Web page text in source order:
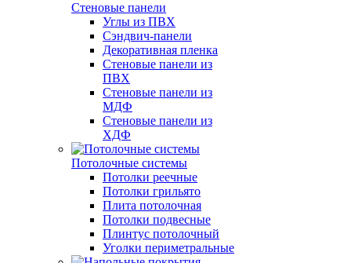
Стеновые панели
Углы из ПВХ
Сэндвич-панели
Декоративная пленка
Стеновые панели из
ПВХ
Стеновые панели из
МДФ
Стеновые панели из
ХДФ
Потолочные системы
Потолки реечные
Потолки грильято
Плита потолочная
Потолки подвесные
Плинтус потолочный
Уголки периметральные